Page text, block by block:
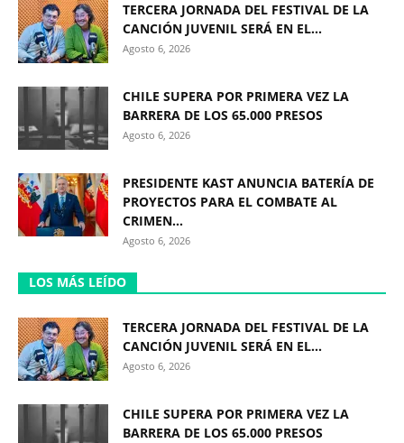
TERCERA JORNADA DEL FESTIVAL DE LA
CANCIÓN JUVENIL SERÁ EN EL...
Agosto 6, 2026
CHILE SUPERA POR PRIMERA VEZ LA
BARRERA DE LOS 65.000 PRESOS
Agosto 6, 2026
PRESIDENTE KAST ANUNCIA BATERÍA DE
PROYECTOS PARA EL COMBATE AL
CRIMEN...
Agosto 6, 2026
LOS MÁS LEÍDO
TERCERA JORNADA DEL FESTIVAL DE LA
CANCIÓN JUVENIL SERÁ EN EL...
Agosto 6, 2026
CHILE SUPERA POR PRIMERA VEZ LA
BARRERA DE LOS 65.000 PRESOS